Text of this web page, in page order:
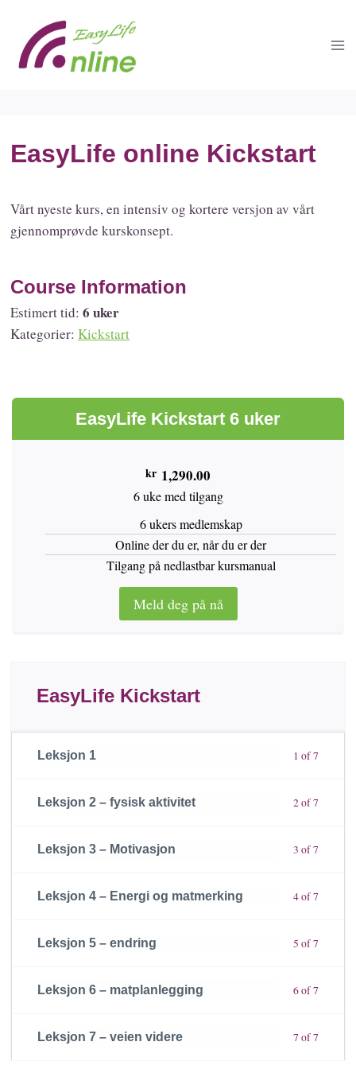
content
EasyLife online Kickstart
Vårt nyeste kurs, en intensiv og kortere versjon av vårt
gjennomprøvde kurskonsept.
Course Information
Estimert tid:6 uker
Kategorier:Kickstart
EasyLife Kickstart 6 uker
kr 1,290.00
6 uke med tilgang
6 ukers medlemskap
Online der du er, når du er der
Tilgang på nedlastbar kursmanual
Meld deg på nå
EasyLife Kickstart
1 of 7
Leksjon 1
2 of 7
Leksjon 2 – fysisk aktivitet
3 of 7
Leksjon 3 – Motivasjon
4 of 7
Leksjon 4 – Energi og matmerking
5 of 7
Leksjon 5 – endring
6 of 7
Leksjon 6 – matplanlegging
7 of 7
Leksjon 7 – veien videre